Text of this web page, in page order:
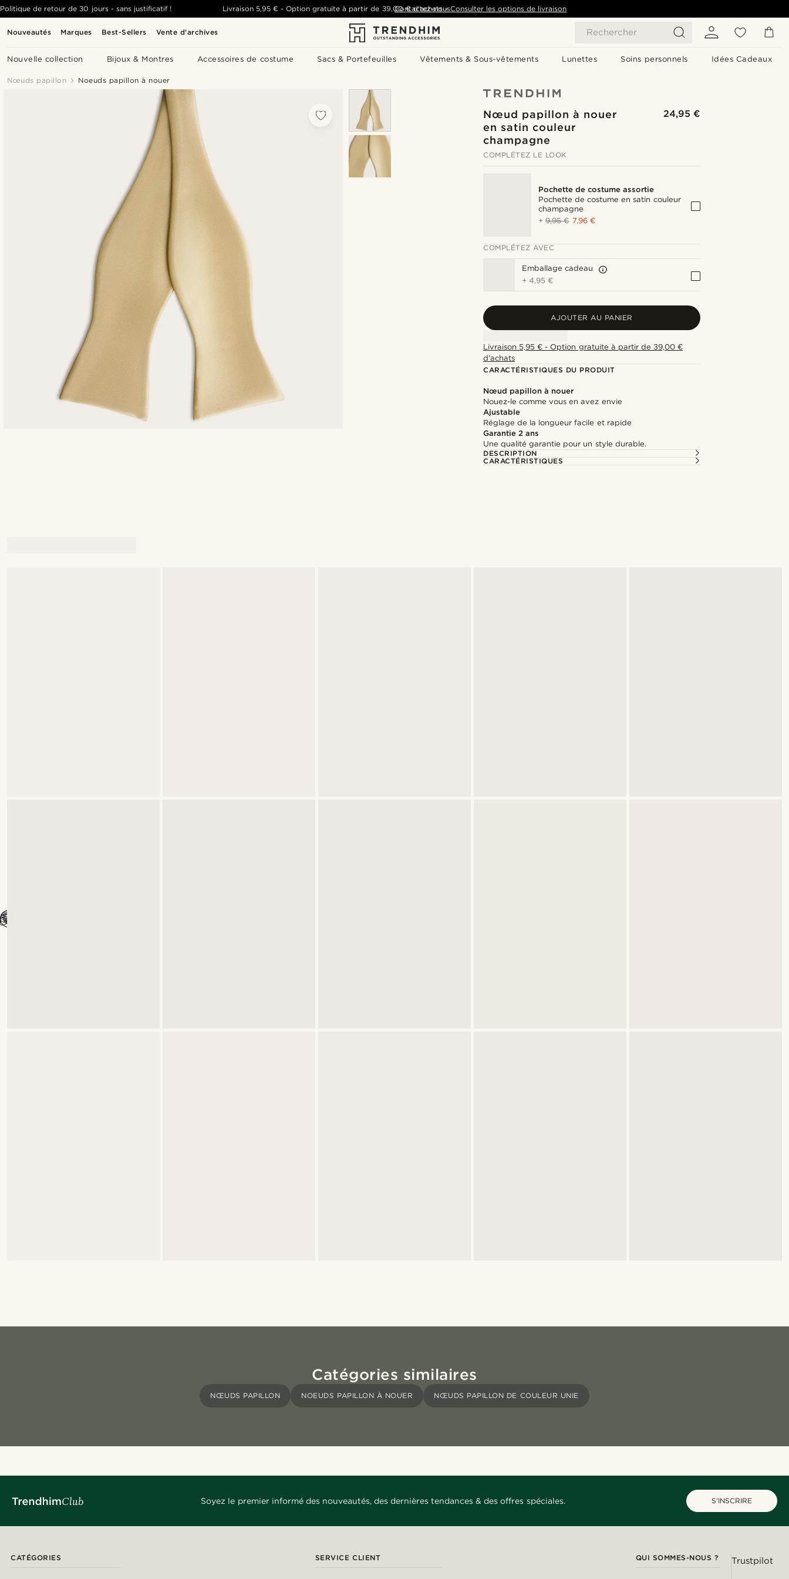
Nouveautés Marques Best-Sellers Vente d'archives Rechercher
Nouvelle collection Bijoux & Montres Accessoires de costume Sacs & Portefeuilles Vêtements & Sous-vêtements Lunettes Soins personnels Idées Cadeaux
Politique de retour de 30 jours - sans justificatif ! Livraison 5,95 € -Option gratuite à partir de 39,00 € d'achats- Consulter les options de livraison
Contactez-nous
Nœuds papillon Noeuds papillon à nouer
Nœud papillon à nouer
en satin couleur
champagne
24,95 €
COMPLÉTEZ LE LOOK
Pochette de costume assortie
Pochette de costume en satin couleur
champagne
+9,95 € 7,96 €
COMPLÉTEZ AVEC
Emballage cadeau
+4,95 €
AJOUTER AU PANIER
Livraison 5,95 € - Option gratuite à partir de 39,00 €
d'achats
CARACTÉRISTIQUES DU PRODUIT
Nœud papillon à nouer
Nouez-le comme vous en avez envie
Ajustable
Réglage de la longueur facile et rapide
Garantie 2 ans
Une qualité garantie pour un style durable.
DESCRIPTION
CARACTÉRISTIQUES
Catégories similaires
NŒUDS PAPILLON NOEUDS PAPILLON À NOUER NŒUDS PAPILLON DE COULEUR UNIE
Soyez le premier informé des nouveautés, des dernières tendances & des offres spéciales. S'INSCRIRE
CATÉGORIES SERVICE CLIENT QUI SOMMES-NOUS ? Trustpilot